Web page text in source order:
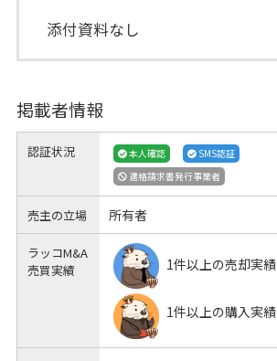
添付資料なし
掲載者情報
認証状況 本人確認
SMS認証
適格請求書発行事業者
売主の立場 所有者
ラッコM&A
売買実績
1件以上の売却実績
1件以上の購入実績